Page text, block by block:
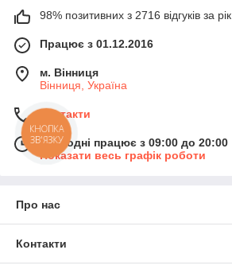
98% позитивних з 2716 відгуків за рік
Працює з 01.12.2016
м. Вінниця
Вінниця, Україна
Контакти
Сьогодні працює з 09:00 до 20:00
Показати весь графік роботи
Про нас
Контакти
КНОПКА
ЗВ'ЯЗКУ